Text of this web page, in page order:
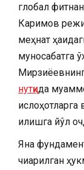
глобал
Каримов
меҳнат
муносабатга
нутқида
ислоҳотларга
қилишга йўл
Яна
чиқарилган